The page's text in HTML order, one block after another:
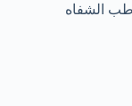
الشفاه